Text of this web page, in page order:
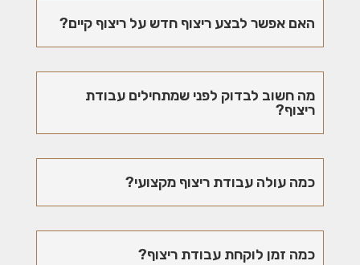
האם אפשר לבצע ריצוף חדש על ריצוף קיים?
מה חשוב לבדוק לפני שמתחילים עבודת
ריצוף?
כמה עולה עבודת ריצוף מקצועי?
כמה זמן לוקחת עבודת ריצוף?